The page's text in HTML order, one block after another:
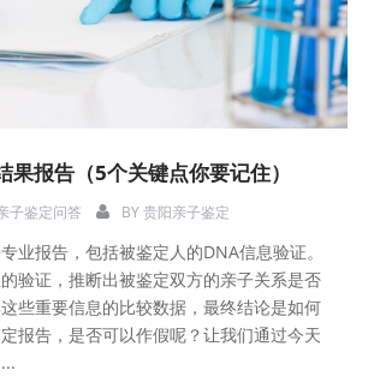
果报告（5个关键点你要记住）
子鉴定问答 BY贵阳亲子鉴定
业报告，包括被鉴定人的DNA信息验证。
验证，推断出被鉴定双方的亲子关系是否
些重要信息的比较数据，最终结论是如何
报告，是否可以作假呢？让我们通过今天